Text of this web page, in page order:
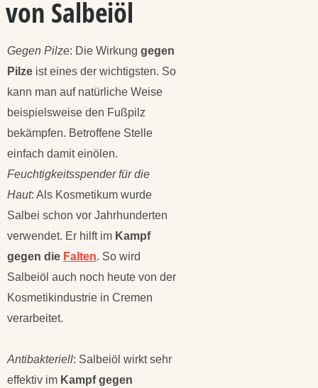
von Salbeiöl
Gegen Pilze: Die Wirkung gegen
Pilze ist eines der wichtigsten. So
kann man auf natürliche Weise
beispielsweise den Fußpilz
bekämpfen. Betroffene Stelle
einfach damit einölen.
Feuchtigkeitsspender für die
Haut: Als Kosmetikum wurde
Salbei schon vor Jahrhunderten
verwendet. Er hilft im Kampf
gegen die Falten. So wird
Salbeiöl auch noch heute von der
Kosmetikindustrie in Cremen
verarbeitet.
Antibakteriell: Salbeiöl wirkt sehr
effektiv im Kampf gegen